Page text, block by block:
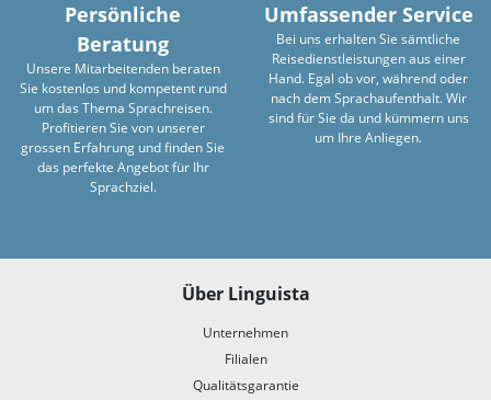
Persönliche
Beratung
Unsere Mitarbeitenden beraten
Sie kostenlos und kompetent rund
um das Thema Sprachreisen.
Profitieren Sie von unserer
grossen Erfahrung und finden Sie
das perfekte Angebot für Ihr
Sprachziel.
Umfassender Service
Bei uns erhalten Sie sämtliche
Reisedienstleistungen aus einer
Hand. Egal ob vor, während oder
nach dem Sprachaufenthalt. Wir
sind für Sie da und kümmern uns
um Ihre Anliegen.
Über Linguista
Unternehmen
Filialen
Qualitätsgarantie